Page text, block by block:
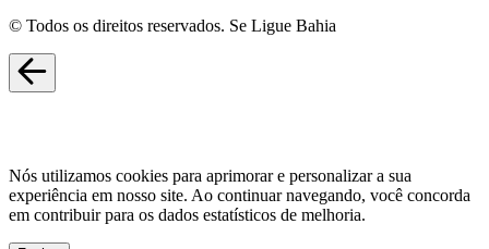
© Todos os direitos reservados. Se Ligue Bahia
Nós utilizamos cookies para aprimorar e personalizar a sua
experiência em nosso site. Ao continuar navegando, você concorda
em contribuir para os dados estatísticos de melhoria.